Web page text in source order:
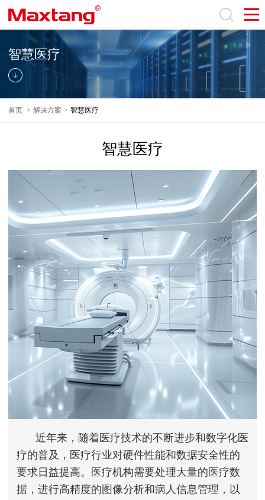
智慧医疗
首页 > 解决方案 > 智慧医疗
智慧医疗
近年来，随着医疗技术的不断进步和数字化医
疗的普及，医疗行业对硬件性能和数据安全性的
要求日益提高。医疗机构需要处理大量的医疗数
据，进行高精度的图像分析和病人信息管理，以